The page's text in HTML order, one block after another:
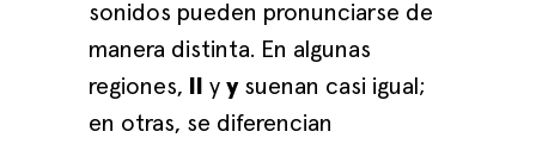
sonidos pueden pronunciarse de
manera distinta. En algunas
regiones,
y ysuenan casi igual;
en otras, se diferencian